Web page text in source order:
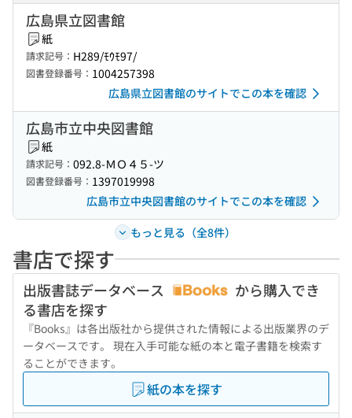
広島県立図書館
紙
請求記号： H289/ﾓｳﾓ97/
図書登録番号： 1004257398
広島県立図書館のサイトでこの本を確認
広島市立中央図書館
紙
請求記号： 092.8-ＭＯ４５-ツ
図書登録番号： 1397019998
広島市立中央図書館のサイトでこの本を確認
もっと見る（全8件）
書店で探す
出版書誌データベース
から購入でき
る書店を探す
『Books』は各出版社から提供された情報による出版業界のデ
ータベースです。 現在入手可能な紙の本と電子書籍を検索す
ることができます。
紙の本を探す